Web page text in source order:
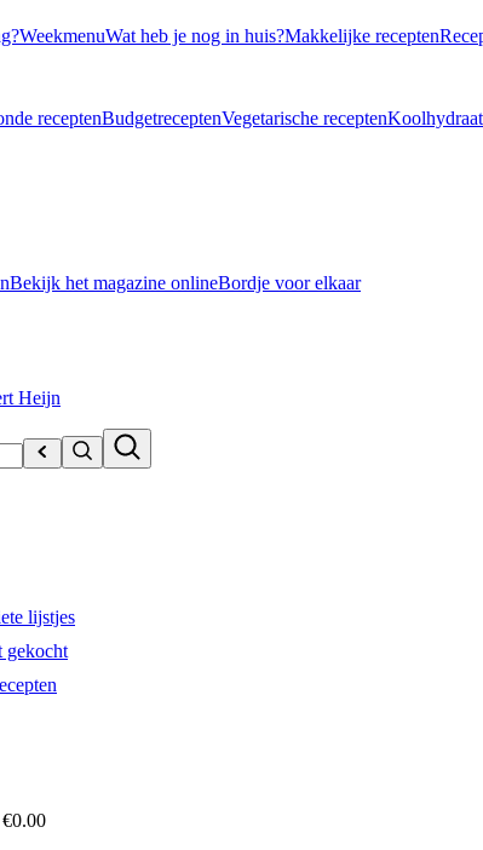
WeekmenuWat heb je nog in huis?Makkelijke recepten
receptenBudgetreceptenVegetarische recepten
Bekijk het magazine onlineBordje voor elkaar
Heijn
lijstjes
gekocht